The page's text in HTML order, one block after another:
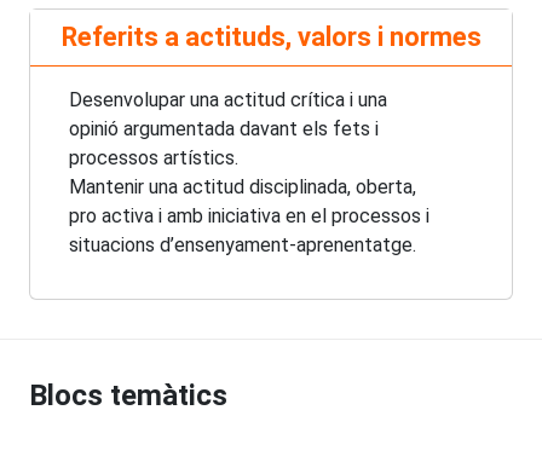
Referits a actituds, valors i normes
Desenvolupar una actitud crítica i una
opinió argumentada davant els fets i
processos artístics.
Mantenir una actitud disciplinada, oberta,
pro activa i amb iniciativa en el processos i
situacions d’ensenyament-aprenentatge.
Blocs temàtics